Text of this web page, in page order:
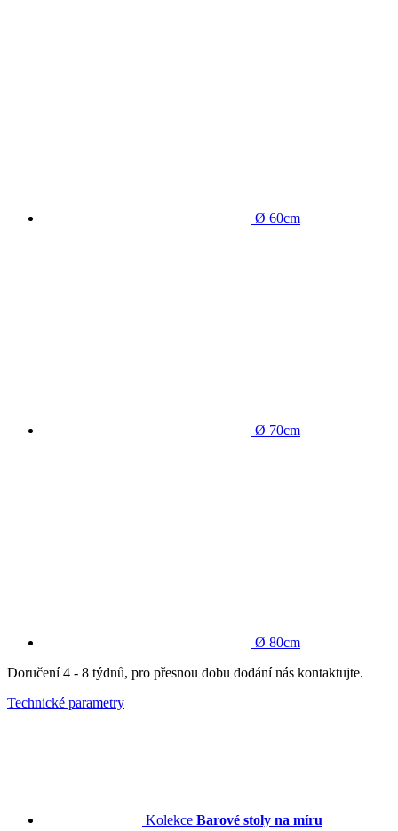
Ø 60cm
Ø 70cm
Ø 80cm
Doručení 4 - 8 týdnů, pro přesnou dobu dodání nás kontaktujte.
Technické parametry
Kolekce Barové stoly na míru